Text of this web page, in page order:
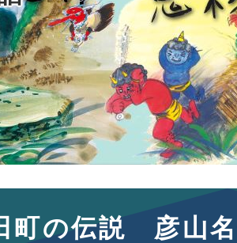
町の伝説 彦山